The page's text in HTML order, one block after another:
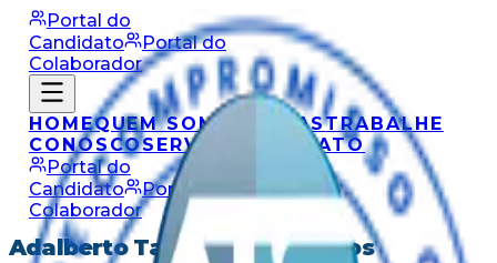
Portal do
Candidato
Portal do
Colaborador
HOMEQUEM SOMOS VAGASTRABALHE
CONOSCOSERVIÇOS
CONTATO
Portal do
Candidato
Portal do
Colaborador
Adalberto Tabajara dos Santos